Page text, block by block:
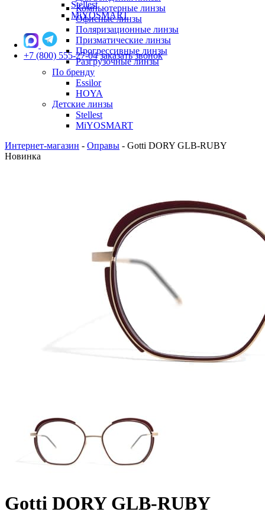
Компьютерные линзы
Офисные линзы
Поляризационные линзы
Призматические линзы
Прогрессивные линзы
Разгрузочные линзы
По бренду
Essilor
HOYA
Детские линзы
Stellest
MiYOSMART
Stellest
MiYOSMART
+7 (800) 555-27-04 заказать звонок
Интернет-магазин - Оправы - Gotti DORY GLB-RUBY
Новинка
Gotti DORY GLB-RUBY